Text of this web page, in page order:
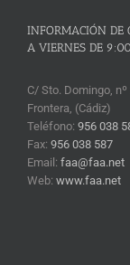
INFORMACIÓN DE
A VIERNES DE
C/ Sto. Domingo,
Frontera, (Cádiz)
Teléfono: 956 038
Fax: 956 038 587
Email: faa@faa.net
Web: www.faa.net